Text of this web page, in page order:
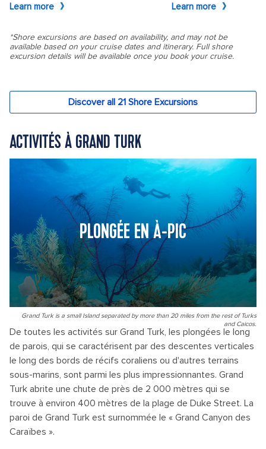
ACTIVITÉS À GRAND TURK
PLONGÉE EN À-PIC
Grand Turk is a small Island separated by more than 20 miles from the rest of Turks
and Caicos.
De toutes les activités sur Grand Turk, les plongées le long
de parois, qui se caractérisent par des descentes verticales
le long des bords de récifs coraliens ou d'autres terrains
sous-marins, sont parmi les plus impressionnantes. Grand
Turk abrite une chute de près de 2 000 mètres qui se
trouve à environ 400 mètres de la plage de Duke Street. La
paroi de Grand Turk est surnommée le « Grand Canyon des
Caraïbes ».